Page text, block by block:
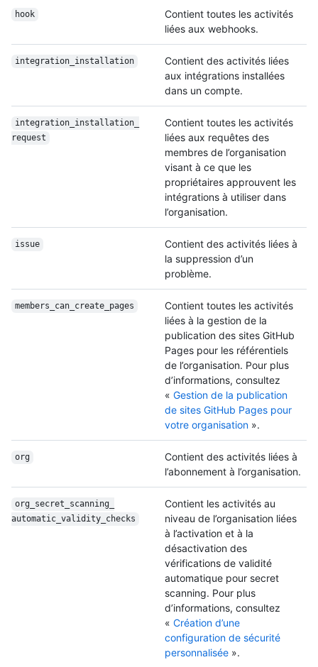
hook
Contient toutes les activités
liées aux webhooks.
integration_installation
Contient des activités liées
aux intégrations installées
dans un compte.
integration_installation_
request
Contient toutes les activités
liées aux requêtes des
membres de l’organisation
visant à ce que les
propriétaires approuvent les
intégrations à utiliser dans
l’organisation.
issue
Contient des activités liées à
la suppression d’un
problème.
members_can_create_ pages
Contient toutes les activités
liées à la gestion de la
publication des sites GitHub
Pages pour les référentiels
de l’organisation. Pour plus
d’informations, consultez
« Gestion de la publication
de sites GitHub Pages pour
votre organisation ».
org
Contient des activités liées à
l’abonnement à l’organisation.
org_secret_scanning_
automatic_validity_ checks
Contient les activités au
niveau de l’organisation liées
à l’activation et à la
désactivation des
vérifications de validité
automatique pour secret
scanning. Pour plus
d’informations, consultez
« Création d’une
configuration de sécurité
personnalisée ».